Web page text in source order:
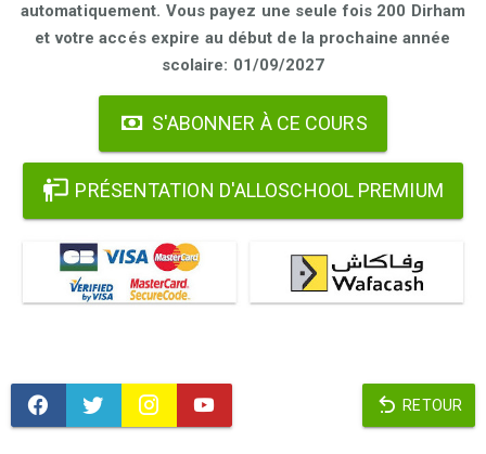
automatiquement. Vous payez une seule fois 200 Dirham
et votre accés expire au début de la prochaine année
scolaire: 01/09/2027
S'ABONNER À CE COURS
PRÉSENTATION D'ALLOSCHOOL PREMIUM
RETOUR